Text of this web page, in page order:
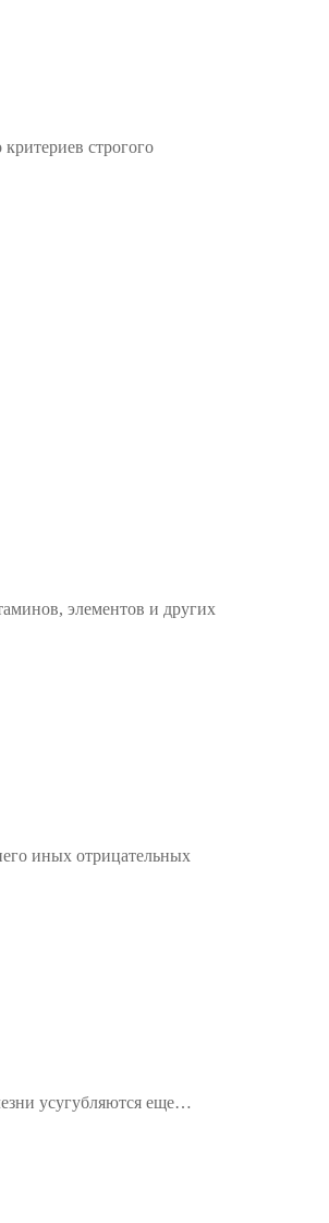
строгого
элементов и других
иных отрицательных
усугубляются еще…